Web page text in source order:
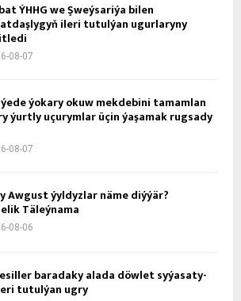
ÝHHG we Şweýsariýa bilen
ileri tutulýan ugurlaryny
08-07
ýokary okuw mekdebini tamamlan
ýurtly uçurymlar üçin ýaşamak rugsady
08-07
Awgust ýyldyzlar näme diýýär?
Täleýnama
08-06
ba­ra­da­ky ala­da döw­let sy­ýa­sa­ty­
tu­tul­ýan ug­ry